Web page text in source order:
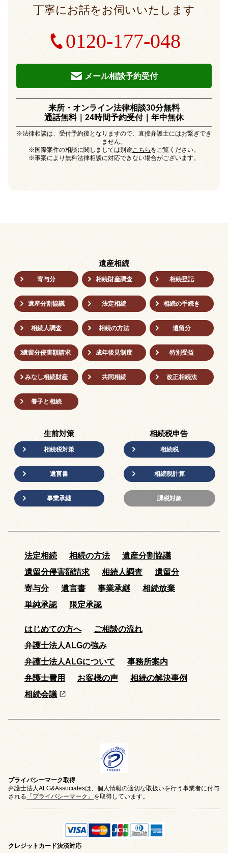
丁寧にお話をお伺いいたします
0120-177-048
メール相談予約受付
来所・オンライン法律相談30分無料
通話無料｜24時間予約受付｜年中無休
※法律相談は、受付予約後となりますので、直接弁護士にはお繋ぎでき
ません。
※国際案件の相談に関しましては別途こちら をご覧ください。
※事案により無料法律相談に対応できない場合がございます。
遺産相続
寄与分 相続財産調査 相続登記
遺産分割協議 法定相続 相続の⼿続き
相続人調査 相続の方法 遺留分
遺留分侵害額請求 成年後⾒制度 特別受益
みなし相続財産 共同相続 改正相続法
養子と相続
生前対策
相続税対策
遺言書
事業承継
相続税申告
相続税
相続税計算
課税対象
法定相続 相続の方法
遺産分割協議
遺留分侵害額請求
相続人調査
遺留分
寄与分
遺言書 事業承継
相続放棄
単純承認
限定承認
はじめての方へ
ご相談の流れ
弁護士法人ALGの強み
弁護士法人ALGについて
事務所案内
弁護士費用
お客様の声
相続の解決事例
相続会議
プライバシーマーク取得
弁護士法人ALG&Associatesは、個人情報の適切な取扱いを行う事業者に付与
される 「プライバシーマーク」 を取得しています。
クレジットカード決済対応